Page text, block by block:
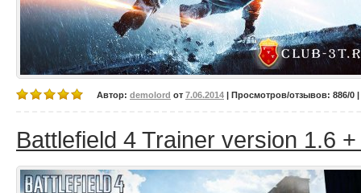
Автор: demolord от 7.06.2014 | Просмотров/отзывов: 886/0 |
Battlefield 4 Trainer version 1.6